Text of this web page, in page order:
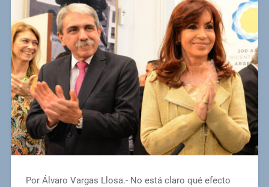
Por Álvaro Vargas Llosa.- No está claro qué efecto